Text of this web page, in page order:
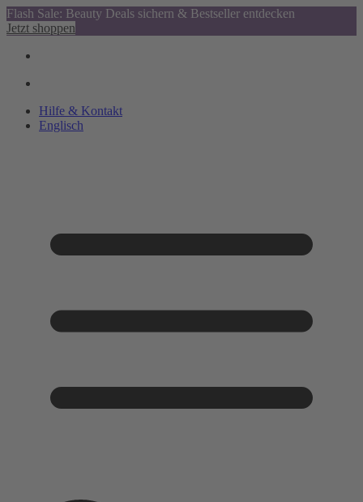
Flash Sale: Beauty Deals sichern & Bestseller entdecken
Jetzt shoppen
Hilfe & Kontakt
Englisch